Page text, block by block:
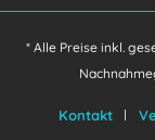
* Alle Preise inkl.
Kontakt